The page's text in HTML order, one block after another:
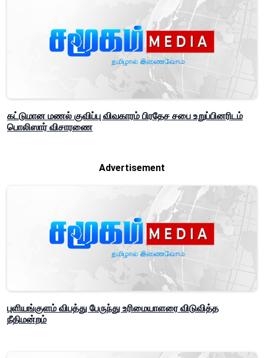
கட்டுமான மணல் குவிப்பு விவகாரம் பிரதேச சபை உறுப்பினரிடம்
பொலிஸார் விசாரணை
Advertisement
புளியங்குளம் விபத்து பேருந்து உரிமையாளரை விடுவித்த
நீதிமன்றம்